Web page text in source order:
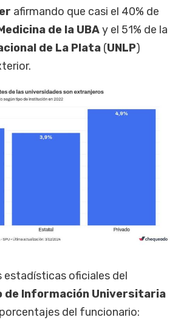
afirmando que casi el 40% de
de la UBAy el 51% de la
de La Plata (UNLP)
estadísticas oficiales del
de Información Universitaria
del funcionario: